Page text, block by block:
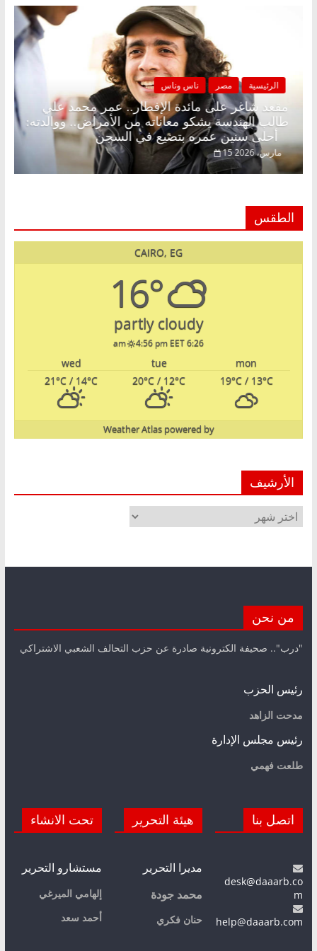
الرئيسية مصر
مقعد شاغر على مائدة الإفطار..
طالب الهندسة يشكو معاناته من
أحلى سنين عمره بتضيع في السجن
15 مارس، 2026
بلا زينة رمضان.. د.
في انتظار حلم
الطقس
CAIRO, EG
16°
partly cloudy
6:26 am
4:56 pm EET
mon
tue
wed
19°C/ 13°C
20°C / 12°C
21°C / 14°C
powered by
Weather Atlas
الأرشيف
الأرشيف
من نحن
"درب".. صحيفة الكترونية صادرة عن حزب التحالف الشعبي الاشتراكي
رئيس الحزب
مدحت الزاهد
رئيس مجلس الإدارة
طلعت فهمي
اتصل بنا
desk@daaarb.co
m
help@daaarb.com
هيئة التحرير
مديرا التحرير
محمد جودة
حنان فكري
تحت الانشاء
مستشارو التحرير
إلهامي الميرغي
أحمد سعد